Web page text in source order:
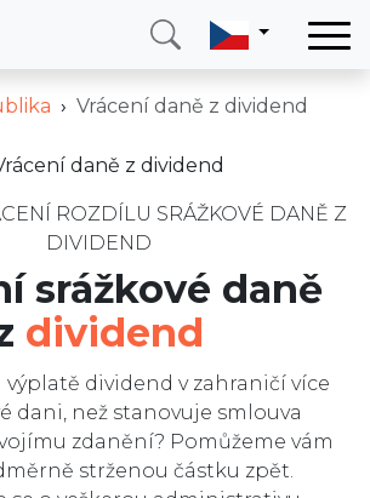
Zavolejte mi Přihlásit se
Vrácení daně z dividend
ROZDÍLU SRÁŽKOVÉ DANĚ Z
DIVIDEND
srážkové daně
dividend
dividend v zahraničí více
dani, než stanovuje smlouva
zdanění? Pomůžeme vám
strženou částku zpět.